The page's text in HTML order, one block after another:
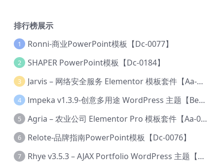
排行榜展示
1 Ronni-商业PowerPoint模板【Dc-0077】
2 SHAPER PowerPoint模板【Dc-0184】
3 Jarvis – 网络安全服务 Elementor 模板套件【Aa-0035】
4 lmpeka v1.3.9-创意多用途 WordPress 主题【Be-0064】
5 Agria – 农业公司 Elementor Pro 模板套件【Aa-0003】
6 Relote-品牌指南PowerPoint模板【Dc-0076】
7 Rhye v3.5.3 – AJAX Portfolio WordPress 主题【Bi-0049】